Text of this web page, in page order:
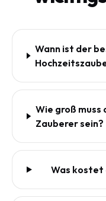
Wann ist der
Wie groß muss
Zauberer sein?
Was kostet